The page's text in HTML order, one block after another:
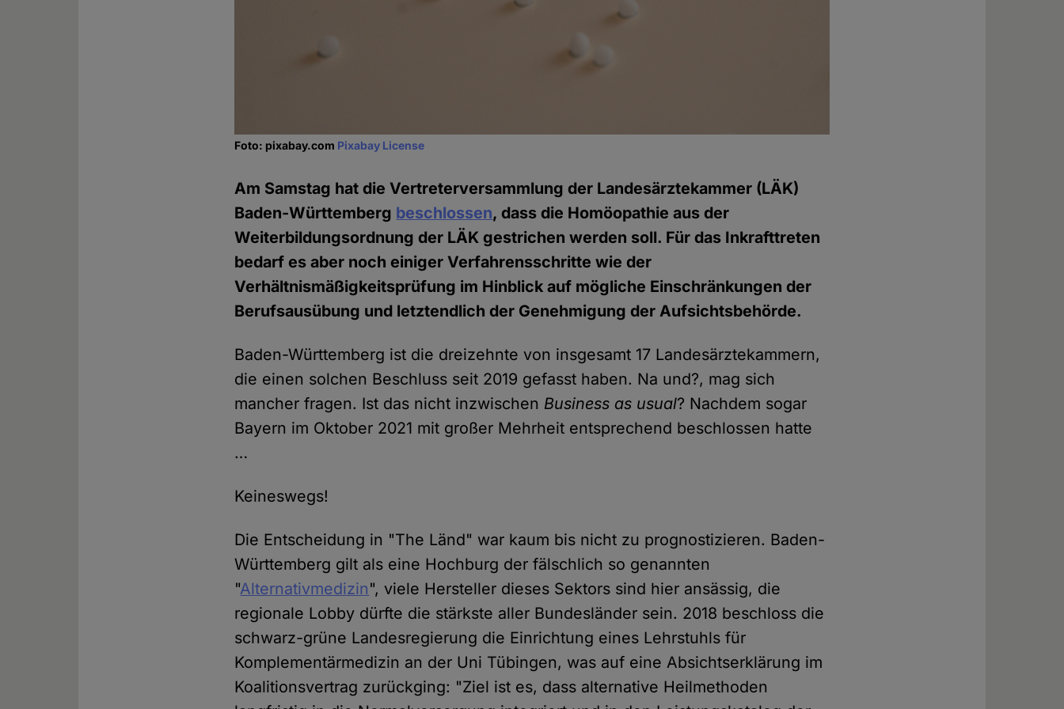
Foto: pixabay.com Pixabay License
Am Samstag hat die Vertreterversammlung der Landesärztekammer (LÄK)
Baden-Württemberg beschlossen, dass die Homöopathie aus der
Weiterbildungsordnung der LÄK gestrichen werden soll. Für das Inkrafttreten
bedarf es aber noch einiger Verfahrensschritte wie der
Verhältnismäßigkeitsprüfung im Hinblick auf mögliche Einschränkungen der
Berufsausübung und letztendlich der Genehmigung der Aufsichtsbehörde.
Baden-Württemberg ist die dreizehnte von insgesamt 17 Landesärztekammern,
die einen solchen Beschluss seit 2019 gefasst haben. Na und?, mag sich
mancher fragen. Ist das nicht inzwischen Business as usual? Nachdem sogar
Bayern im Oktober 2021 mit großer Mehrheit entsprechend beschlossen hatte
…
Keineswegs!
Die Entscheidung in "The Länd" war kaum bis nicht zu prognostizieren. Baden-
Württemberg gilt als eine Hochburg der fälschlich so genannten
"Alternativmedizin", viele Hersteller dieses Sektors sind hier ansässig, die
regionale Lobby dürfte die stärkste aller Bundesländer sein. 2018 beschloss die
schwarz-grüne Landesregierung die Einrichtung eines Lehrstuhls für
Komplementärmedizin an der Uni Tübingen, was auf eine Absichtserklärung im
Koalitionsvertrag zurückging: "Ziel ist es, dass alternative Heilmethoden